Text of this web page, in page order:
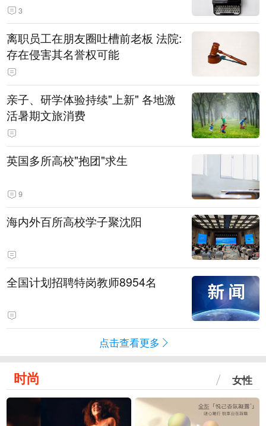
3
离职员工在朋友圈吐槽前老板 法院:
存在侵害其名誉权可能
亲子、研学体验持续"上新" 各地激
活暑期文旅消费
英国多所高校"抱团"求生
9
海内外百所高校学子聚沈阳
全国计划招聘特岗教师8954名
点击查看更多
时尚 女性